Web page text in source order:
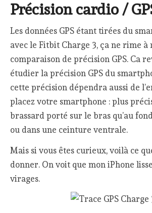
Précision cardio /
Les données GPS étant tirées du
avec le Fitbit Charge 3, ça ne rime
comparaison de précision GPS. Ca
étudier la précision GPS du
cette précision dépendra aussi de
placez votre smartphone : plus
brassard porté sur le bras qu’au fond
ou dans une ceinture ventrale.
Mais si vous êtes curieux, voilà ce
donner. On voit que mon iPhone
virages.